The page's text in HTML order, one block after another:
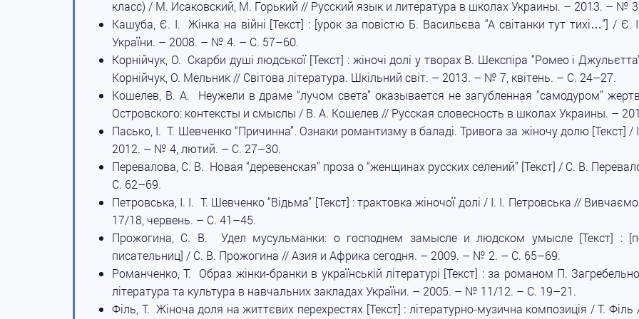
класс) / М. Исаковский, М. Горький // Русский язык и литература в школах Украины. – 2013. – №
Кашуба, Є. І. Жінка на війні [Текст] : [урок за повістю Б. Васильєва “А світанки тут тихі…”] /
України. – 2008. – № 4. – С. 57–60.
Корнійчук, О. Скарби душі людської [Текст] : жіночі долі у творах В. Шекспіра “Ромео і
Корнійчук, О. Мельник // Світова література. Шкільний світ. – 2013. – № 7, квітень. – С. 24–27.
Кошелев, В. А. Неужели в драме “лучом света” оказывается не загубленная “самодуром”
Островского: контексты и смыслы / В. А. Кошелев // Русская словесность в школах Украины. –
Пасько, І. Т. Шевченко “Причинна”. Ознаки романтизму в баладі. Тривога за жіночу долю [Текст] /
2012. – № 4, лютий. – С. 27–30.
Перевалова, С. В. Новая “деревенская” проза о “женщинах русских селений” [Текст] / С. В.
С. 62–69.
Петровська, І. І. Т. Шевченко “Відьма” [Текст] : трактовка жіночої долі / І. І. Петровська //
17/18, червень. – С. 41–45.
Прожогина, С. В. Удел мусульманки: о господнем замысле и людском умысле [Текст] :
писательниц] / С. В. Прожогина // Азия и Африка сегодня. – 2009. – № 2. – С. 65–69.
Романченко, Т. Образ жінки-бранки в українській літературі [Текст] : за романом П.
література та культура в навчальних закладах України. – 2005. – № 11/12. – С. 19–21.
Філь, Т. Жіноча доля на життєвих перехрестях [Текст] : літературно-музична композиція / Т.